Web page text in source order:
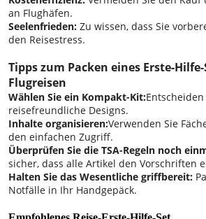
an Flughäfen.
Seelenfrieden: Zu wissen, dass Sie
den Reisestress.
Tipps zum Packen eines Erste-
Flugreisen
Wählen Sie ein Kompakt-Kit:
reisefreundliche Designs.
Inhalte organisieren:Verwenden Sie
den einfachen Zugriff.
Überprüfen Sie die TSA-Regeln noch
sicher, dass alle Artikel den Vorschriften
Halten Sie das Wesentliche griffbereit:
Notfälle in Ihr Handgepäck.